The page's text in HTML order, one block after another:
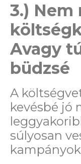
3.)
Avagy
büdzsé
A
kevésbé jó
súlyosan